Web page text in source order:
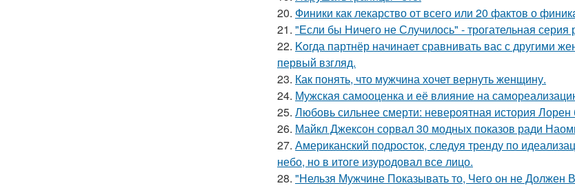
20. Финики как лекарство от всего или 20 фактов о
21. "Если бы Ничего не Случилось" - трогательная
22. Koгда партнёр начинает сравнивать вас с другими
первый взгляд.
23. Как понять, что мужчина хочет вернуть женщину.
24. Мужская самооценка и её влияние на
25. Любовь сильнее смерти: невероятная история Лорен
26. Майкл Джексон сорвал 30 модных показов ради
27. Американский подросток, следуя тренду по
небо, но в итоге изуродовал все лицо.
28. "Нельзя Мужчине Показывать то, Чего он не Должен